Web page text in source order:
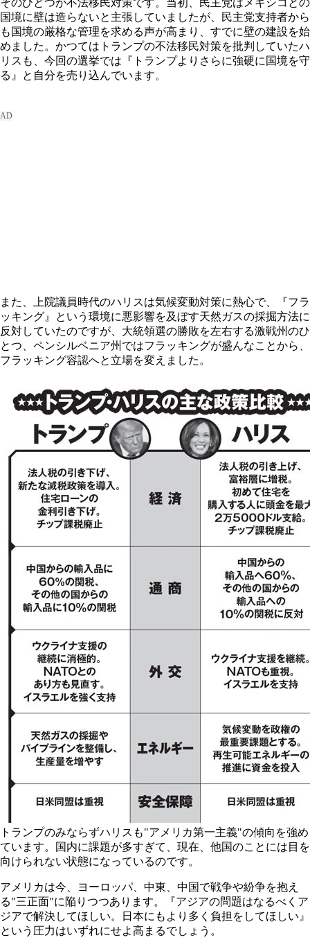
国境に壁は造らないと主張していましたが、民主党支持者から
も国境の厳格な管理を求める声が高まり、すでに壁の建設を始
めました。かつてはトランプの不法移民対策を批判していたハ
リスも、今回の選挙では『トランプよりさらに強硬に国境を守
る』と自分を売り込んでいます。
また、上院議員時代のハリスは気候変動対策に熱心で、『フラ
ッキング』という環境に悪影響を及ぼす天然ガスの採掘方法に
反対していたのですが、大統領選の勝敗を左右する激戦州のひ
とつ、ペンシルベニア州ではフラッキングが盛んなことから、
フラッキング容認へと立場を変えました。
トランプのみならずハリスも"アメリカ第一主義"の傾向を強め
ています。国内に課題が多すぎて、現在、他国のことには目を
向けられない状態になっているのです。
アメリカは今、ヨーロッパ、中東、中国で戦争や紛争を抱え
る"三正面"に陥りつつあります。『アジアの問題はなるべくア
ジアで解決してほしい。日本にもより多く負担をしてほしい』
という圧力はいずれにせよ高まるでしょう。